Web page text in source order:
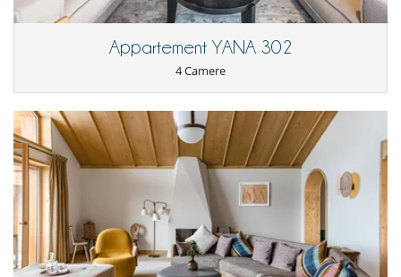
Cucina americana
forno
Per i vostri pasti
Cucinati da solo
Per la vostra comodità e convenienza
Camini
Garage o posteggio privato
Salone TV
Salotto
Sportello di sci
Appartement YANA 302
4 Camere